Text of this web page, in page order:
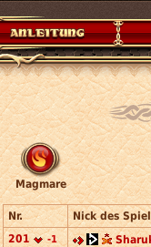
Magmare
Nr.
Nick des
201
-1